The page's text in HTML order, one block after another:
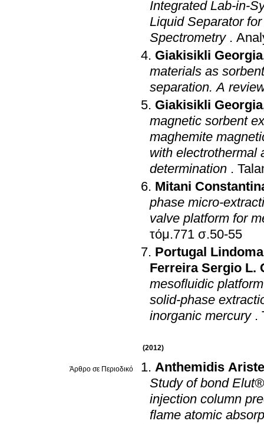
Integrated Lab-in-
Liquid Separator
Spectrometry .
Giakisikli Georgia
materials as
separation. A
Giakisikli Georgia
magnetic sorbent
maghemite
with electrothermal
determination .
Mitani
phase micro-
valve platform for
τόμ.771 σ.50-55
Portugal
Ferreira Sergio L.
mesofluidic
solid-phase
inorganic mercury .
(2012)
Άρθρο σε Περιοδικό
Anthemidis
Study of bond
injection column
flame atomic